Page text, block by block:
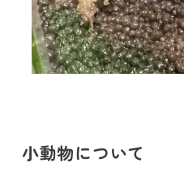
小動物について